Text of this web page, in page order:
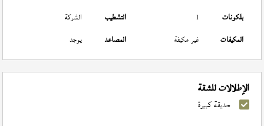
بلكونات
1 التشطيب
الشركة
المكيفات
غير مكيفة المصاعد يوجد
الإطلالات للشقة
حديقة كبيرة